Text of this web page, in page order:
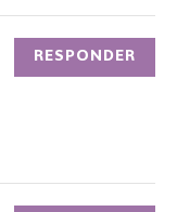
RESPONDER